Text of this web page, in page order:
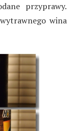
przyprawy.
wina